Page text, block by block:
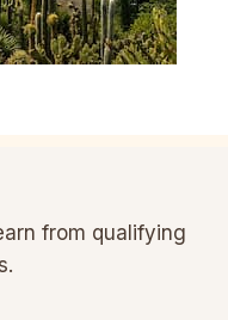
from qualifying